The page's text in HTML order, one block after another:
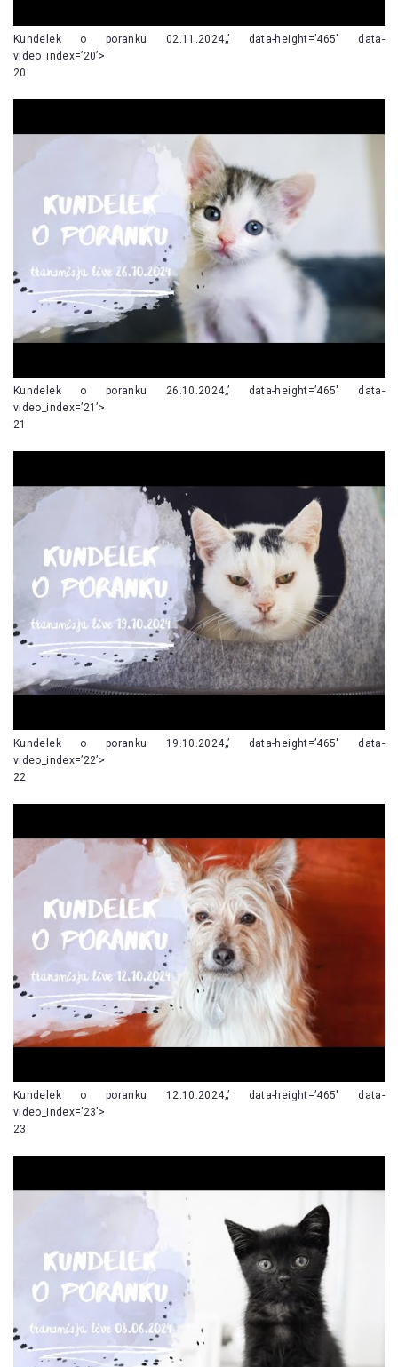
Kundelek o poranku 02.11.2024„’ data-height=’465′ data-
video_index=’20’>
20
Kundelek o poranku 26.10.2024„’ data-height=’465′ data-
video_index=’21’>
21
Kundelek o poranku 19.10.2024„’ data-height=’465′ data-
video_index=’22’>
22
Kundelek o poranku 12.10.2024„’ data-height=’465′ data-
video_index=’23’>
23